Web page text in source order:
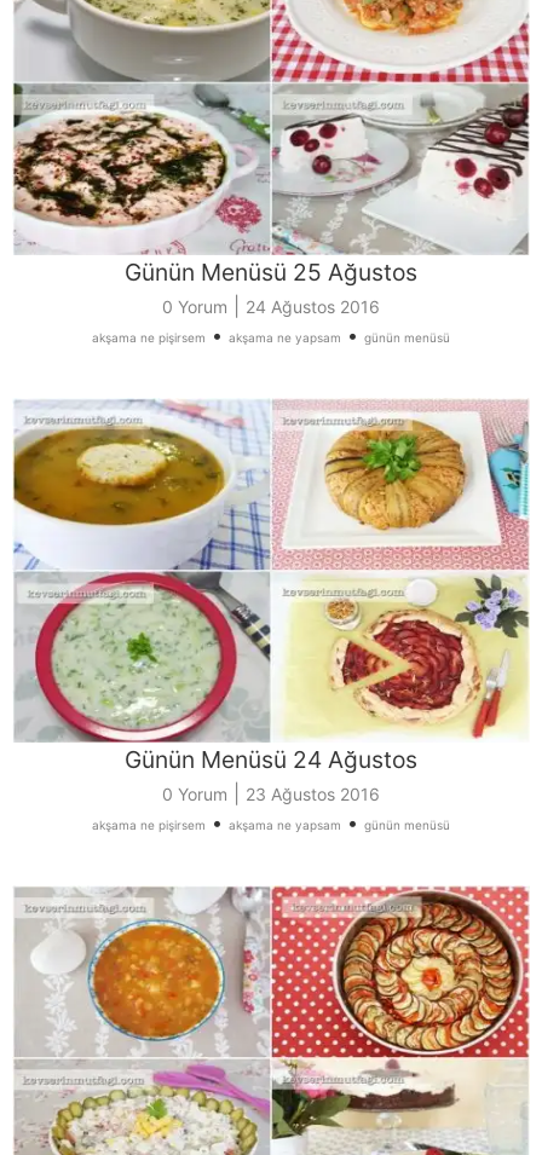
Günün Menüsü 25 Ağustos
0 Yorum 24 Ağustos 2016
akşama ne pişirsem • akşama ne yapsam • günün menüsü
Günün Menüsü 24 Ağustos
0 Yorum 23 Ağustos 2016
akşama ne pişirsem • akşama ne yapsam • günün menüsü